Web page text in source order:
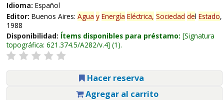
Idioma: Español
Editor: Buenos Aires: Agua y Energía Eléctrica, Sociedad del Estado,
1988
Disponibilidad: Ítems disponibles para préstamo: Signatura
topográfica: 621.374.5/A282/v.4 (1).
Hacer reserva
Agregar al carrito